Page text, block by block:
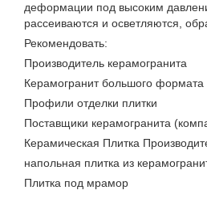
деформации под высоким
рассеиваются и осветляются,
Рекомендовать:
Производитель керамогранита
Керамогранит большого формата
Профили отделки плитки
Поставщики керамогранита
Керамическая Плитка
напольная плитка из
Плитка под мрамор